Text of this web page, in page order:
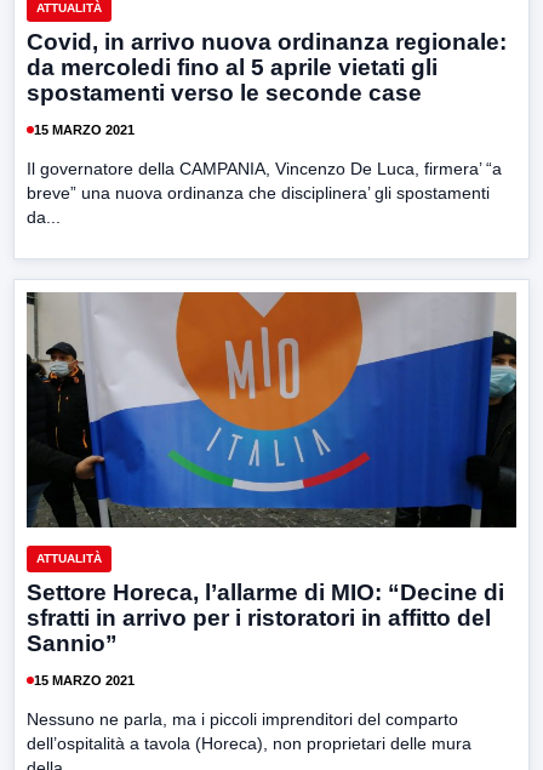
ATTUALITÀ
Covid, in arrivo nuova ordinanza regionale:
da mercoledi fino al 5 aprile vietati gli
spostamenti verso le seconde case
15 MARZO 2021
Il governatore della CAMPANIA, Vincenzo De Luca, firmera’ “a
breve” una nuova ordinanza che disciplinera’ gli spostamenti
da...
ATTUALITÀ
Settore Horeca, l’allarme di MIO: “Decine di
sfratti in arrivo per i ristoratori in affitto del
Sannio”
15 MARZO 2021
Nessuno ne parla, ma i piccoli imprenditori del comparto
dell’ospitalità a tavola (Horeca), non proprietari delle mura